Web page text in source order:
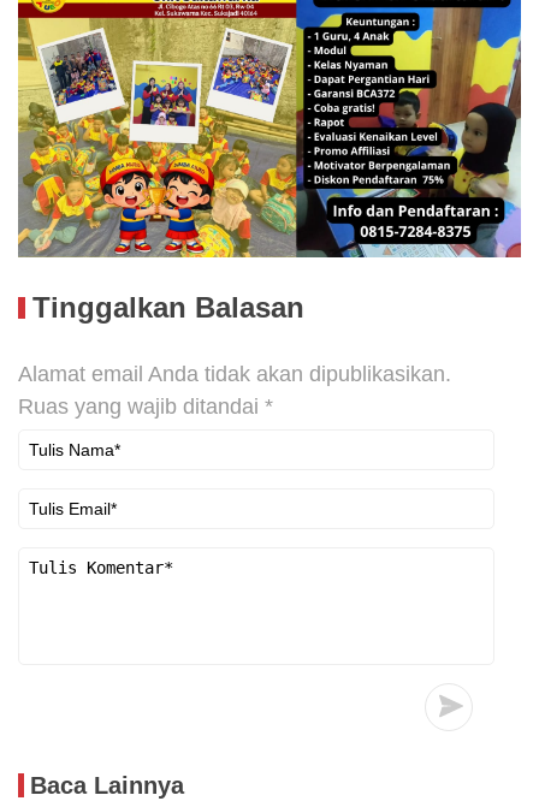
Tinggalkan Balasan
Alamat email Anda tidak akan dipublikasikan.
Ruas yang wajib ditandai *
Baca Lainnya